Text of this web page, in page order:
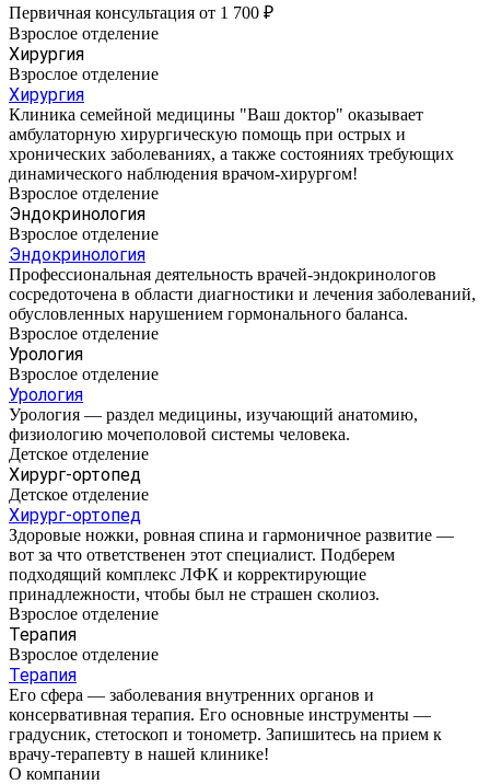
Первичная консультация от 1 700 ₽
Взрослое отделение
Хирургия
Взрослое отделение
Хирургия
Клиника семейной медицины "Ваш доктор" оказывает
амбулаторную хирургическую помощь при острых и
хронических заболеваниях, а также состояниях требующих
динамического наблюдения врачом-хирургом!
Взрослое отделение
Эндокринология
Взрослое отделение
Эндокринология
Профессиональная деятельность врачей-эндокринологов
сосредоточена в области диагностики и лечения заболеваний,
обусловленных нарушением гормонального баланса.
Взрослое отделение
Урология
Взрослое отделение
Урология
Урология — раздел медицины, изучающий анатомию,
физиологию мочеполовой системы человека.
Детское отделение
Хирург-ортопед
Детское отделение
Хирург-ортопед
Здоровые ножки, ровная спина и гармоничное развитие —
вот за что ответственен этот специалист. Подберем
подходящий комплекс ЛФК и корректирующие
принадлежности, чтобы был не страшен сколиоз.
Взрослое отделение
Терапия
Взрослое отделение
Терапия
Его сфера — заболевания внутренних органов и
консервативная терапия. Его основные инструменты —
градусник, стетоскоп и тонометр. Запишитесь на прием к
врачу-терапевту в нашей клинике!
О компании